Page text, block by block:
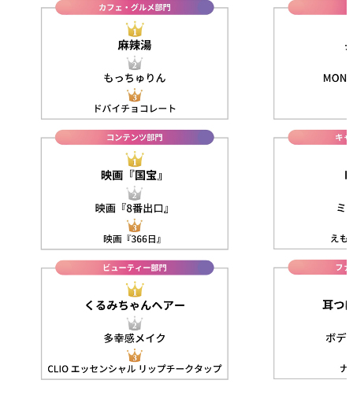
2025.11.11
SHIBUYA109 lab.メンズトレンド大賞
2025
メテク